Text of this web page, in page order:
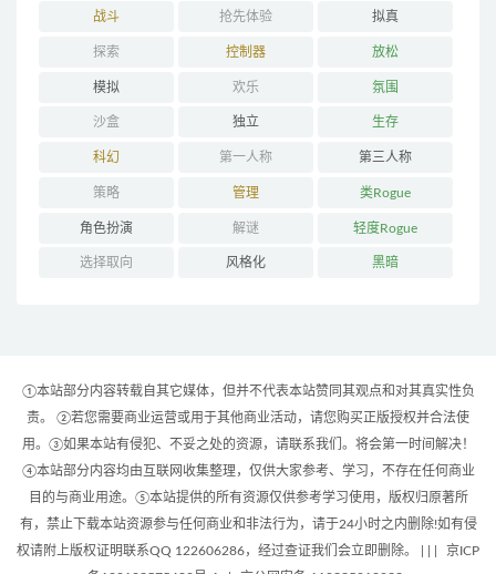
战斗 抢先体验 拟真
探索 控制器 放松
模拟 欢乐 氛围
沙盒 独立 生存
科幻 第一人称 第三人称
策略 管理 类Rogue
角色扮演 解谜 轻度Rogue
选择取向 风格化 黑暗
①本站部分内容转载自其它媒体，但并不代表本站赞同其观点和对其真实性负
责。 ②若您需要商业运营或用于其他商业活动，请您购买正版授权并合法使
用。③如果本站有侵犯、不妥之处的资源，请联系我们。将会第一时间解决！
④本站部分内容均由互联网收集整理，仅供大家参考、学习，不存在任何商业
目的与商业用途。⑤本站提供的所有资源仅供参考学习使用，版权归原著所
有，禁止下载本站资源参与任何商业和非法行为，请于24小时之内删除!如有侵
权请附上版权证明联系QQ 122606286，经过查证我们会立即删除。 | |
京ICP